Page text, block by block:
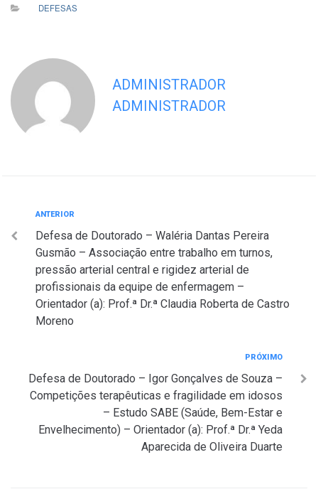
DEFESAS
ADMINISTRADOR
ADMINISTRADOR
Navegação
de
Post
Anterior
ANTERIOR
Defesa de Doutorado – Waléria Dantas Pereira
Gusmão – Associação entre trabalho em turnos,
pressão arterial central e rigidez arterial de
profissionais da equipe de enfermagem –
Orientador (a): Prof.ª Dr.ª Claudia Roberta de Castro
Moreno
PRÓXIMO
Defesa de Doutorado – Igor Gonçalves de Souza –
Competições terapêuticas e fragilidade em idosos
– Estudo SABE (Saúde, Bem-Estar e
Envelhecimento) – Orientador (a): Prof.ª Dr.ª Yeda
Aparecida de Oliveira Duarte